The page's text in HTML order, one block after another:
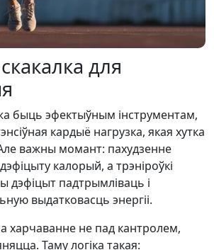
для
быць эфектыўным інструментам,
кардыё нагрузка, якая хутка
важны момант: пахудзенне
калорый, а трэніроўкі
дэфіцыт падтрымліваць і
выдатковасць энергіі.
харчаванне не пад кантролем,
Таму логіка такая: